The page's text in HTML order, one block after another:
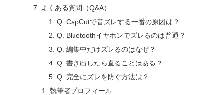
よくある質問（Q&A）
Q. CapCutで音ズレする一番の原因は？
Q. Bluetoothイヤホンでズレるのは普通？
Q. 編集中だけズレるのはなぜ？
Q. 書き出したら直ることはある？
Q. 完全にズレを防ぐ方法は？
執筆者プロフィール